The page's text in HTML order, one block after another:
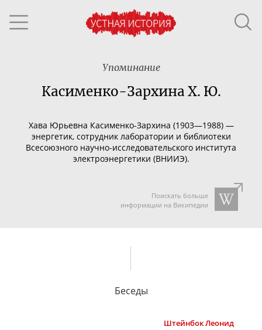
Упоминание
Касименко-Зархина Х. Ю.
Хава Юрьевна Касименко-Зархина (1903—1988) —
энергетик, сотрудник лаборатории и библиотеки
Всесоюзного научно-исследовательского института
электроэнергетики (ВНИИЭ).
Поискать больше
информации на Википедии
Беседы
ШтейнбокЛеонид